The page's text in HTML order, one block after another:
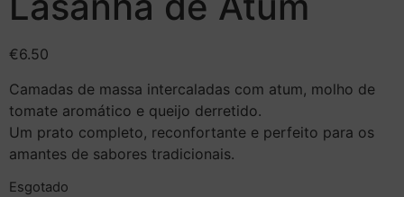
€6.50
Camadas de massa intercaladas com atum, molho de
tomate aromático e queijo derretido.
Um prato completo, reconfortante e perfeito para os
amantes de sabores tradicionais.
Esgotado